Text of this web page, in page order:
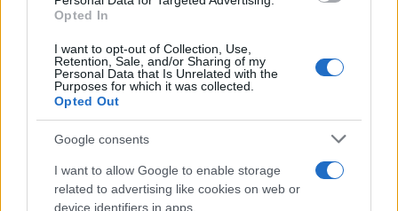
Opted In
I want to opt-out of Collection, Use,
Retention, Sale, and/or Sharing of my
Personal Data that Is Unrelated with the
Purposes for which it was collected.
Opted Out
Google consents
I want to allow Google to enable storage
related to advertising like cookies on web or
device identifiers in apps.
Chi vi scrive è del parere che un progetto politico
duraturo necessiti di compatibilità tra ideologia,
interessi di una o più elite, e interessi popolari. Se
sul piano ideologico, come vedremo in futuro,
un’alleanza è non solo possibile ma naturale e
auspicabile, le altre condizioni suggeriscono
cautela. QueiPoteri Forti, infatti, hanno ritenuto
fosse loro interesse restare ancorati ad ogni costo